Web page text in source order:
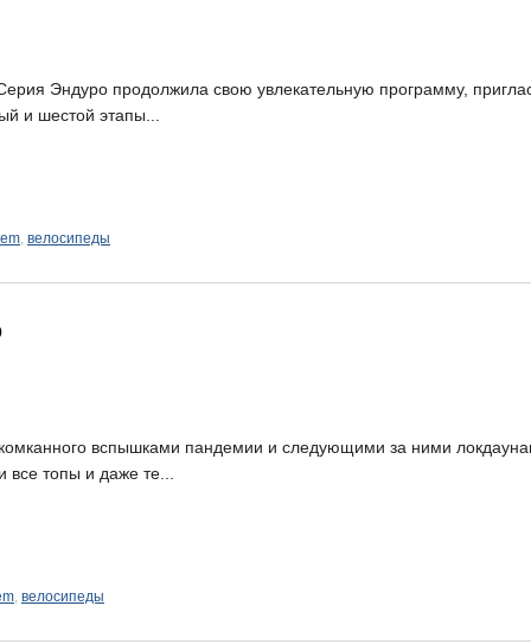
Эндуро продолжила свою увлекательную программу,
и шестой этапы...
, велосипеды
вспышками пандемии и следующими за ними
топы и даже те...
, велосипеды